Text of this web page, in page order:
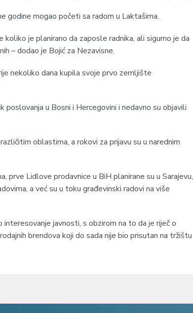
godine mogao početi sa radom u Laktašima.
koliko je planirano da zaposle radnika, ali sigurno je da
– dodao je Bojić za Nezavisne.
nekoliko dana kupila svoje prvo zemljište
poslovanja u Bosni i Hercegovini i nedavno su objavili
oblastima, a rokovi za prijavu su u narednim
prve Lidlove prodavnice u BiH planirane su u Sarajevu,
a već su u toku građevinski radovi na više
javnosti, s obzirom na to da je riječ o
brendova koji do sada nije bio prisutan na tržištu